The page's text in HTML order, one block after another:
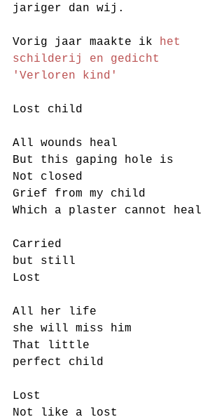
jariger dan wij.
Vorig jaar maakte ik het
schilderij en gedicht
'Verloren kind'
Lost child
All wounds heal
But this gaping hole is
Not closed
Grief from my child
Which a plaster cannot heal
Carried
but still
Lost
All her life
she will miss him
That little
perfect child
Lost
Not like a lost